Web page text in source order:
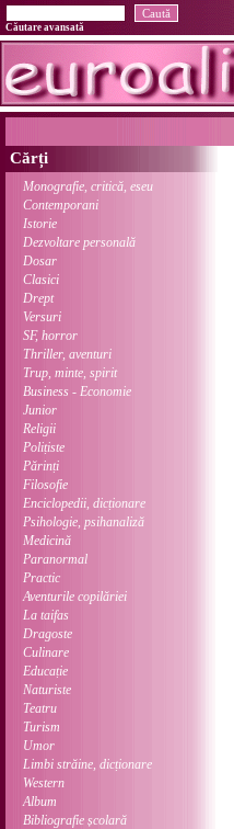
Căutare avansată
Cărți
Monografie, critică, eseu
Contemporani
Istorie
Dezvoltare personală
Dosar
Clasici
Drept
Versuri
SF, horror
Thriller, aventuri
Trup, minte, spirit
Business - Economie
Junior
Religii
Polițiste
Părinți
Filosofie
Enciclopedii, dicționare
Psihologie, psihanaliză
Medicină
Paranormal
Practic
Aventurile copilăriei
La taifas
Dragoste
Culinare
Educație
Naturiste
Teatru
Turism
Umor
Limbi străine, dicționare
Western
Album
Bibliografie școlară